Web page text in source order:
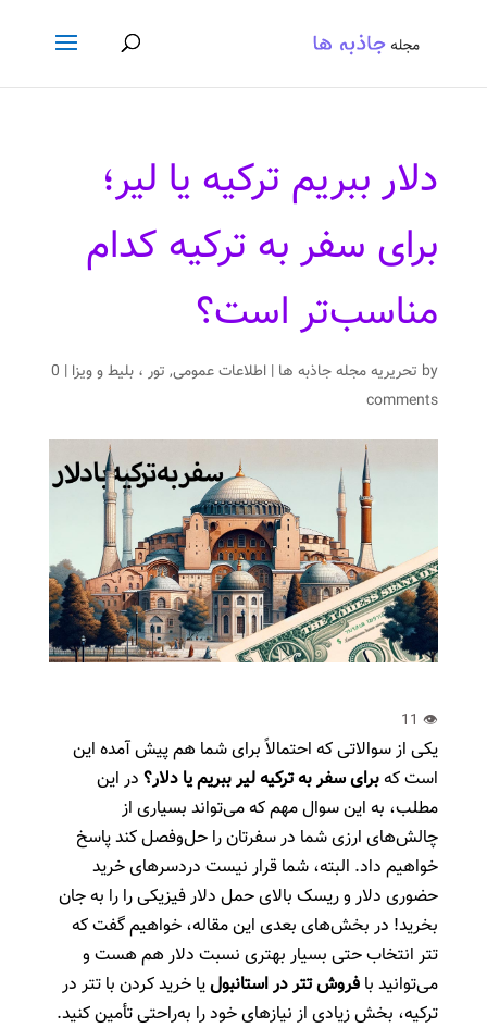
دلار ببریم ترکیه یا لیر؛
برای سفر به ترکیه کدام
مناسب‌تر است؟
by تحریریه مجله جاذبه ها | اطلاعات عمومی, تور ، بلیط و ویزا |
0
comments
یکی از سوالاتی که احتمالاً برای شما هم پیش آمده این
است کهبرای سفر به ترکیه لیر ببریم یا دلار؟ در این
مطلب، به این سوال مهم که می‌تواند بسیاری از
چالش‌های ارزی شما در سفرتان را حل‌و‌فصل کند پاسخ
خواهیم داد. البته، شما قرار نیست دردسرهای خرید
حضوری دلار و ریسک بالای حمل دلار فیزیکی را را به جان
بخرید! در بخش‌های بعدی این مقاله، خواهیم گفت که
تتر انتخاب حتی بسیار بهتری نسبت دلار هم هست و
می‌توانید با فروش تتر در استانبولیا خرید کردن با تتر در
ترکیه، بخش زیادی از نیازهای خود را به‌راحتی تأمین کنید.